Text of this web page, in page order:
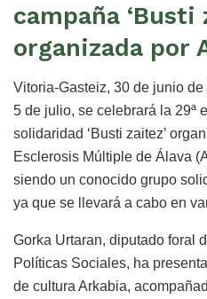
campaña ‘Busti
organizada por
Vitoria-Gasteiz, 30 de junio
5 de julio, se celebrará la 29ª
solidaridad ‘Busti zaitez’
Esclerosis Múltiple de Álava
siendo un conocido grupo
ya que se llevará a cabo en
Gorka Urtaran, diputado foral
Políticas Sociales, ha
de cultura Arkabia,